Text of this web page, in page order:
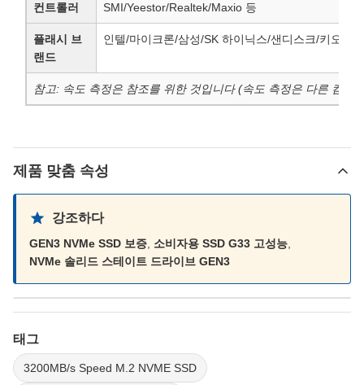
컨트롤러 SMI/Yeestor/Realtek/Maxio 등
플래시 브
랜드
인텔/마이크론/삼성/SK 하이닉스/샌디스크/키오시
참고: 속도 측정은 참조를 위한 것입니다 (속도 측정은 다른 컴퓨
제품 맞춤 속성
강조하다
GEN3 NVMe SSD 보증 소비자용 SSD G33 고성능
NVMe 솔리드 스테이트 드라이브 GEN3
태그
3200MB/s Speed M.2 NVME SSD